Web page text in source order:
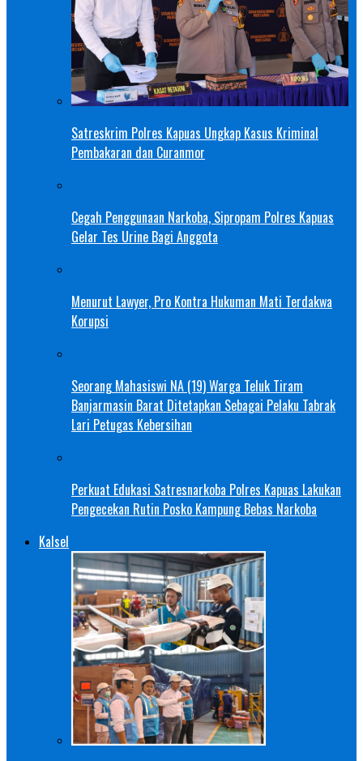
Satreskrim Polres Kapuas Ungkap Kasus Kriminal
Pembakaran dan Curanmor
Cegah Penggunaan Narkoba, Sipropam Polres Kapuas
Gelar Tes Urine Bagi Anggota
Menurut Lawyer, Pro Kontra Hukuman Mati Terdakwa
Korupsi
Seorang Mahasiswi NA (19) Warga Teluk Tiram
Banjarmasin Barat Ditetapkan Sebagai Pelaku Tabrak
Lari Petugas Kebersihan
Perkuat Edukasi Satresnarkoba Polres Kapuas Lakukan
Pengecekan Rutin Posko Kampung Bebas Narkoba
Kalsel